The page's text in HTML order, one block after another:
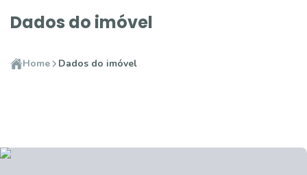
Dados do imóvel
Home Dados do imóvel